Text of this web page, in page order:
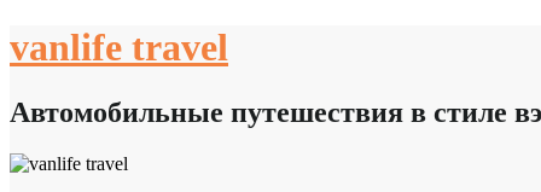
to
vanlife travel
Автомобильные путешествия в стиле